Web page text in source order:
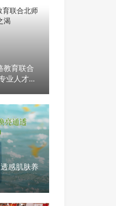
教育联合
业人才之
感肌肤养